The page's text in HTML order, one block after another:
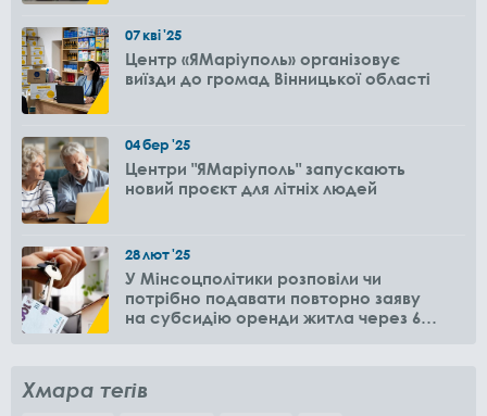
07кві'25
Центр «ЯМаріуполь» організовує
виїзди до громад Вінницької області
04бер'25
Центри "ЯМаріуполь" запускають
новий проєкт для літніх людей
28лют'25
У Мінсоцполітики розповіли чи
потрібно подавати повторно заяву
на субсидію оренди житла через 6
Хмара тегів